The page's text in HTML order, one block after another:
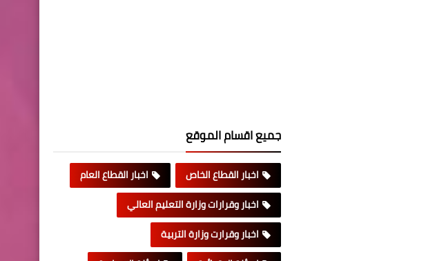
جميع اقسام الموقع
اخبار القطاع الخاص
اخبار القطاع العام
اخبار وقرارات وزارة التعليم العالي
اخبار وقرارت وزارة التربية